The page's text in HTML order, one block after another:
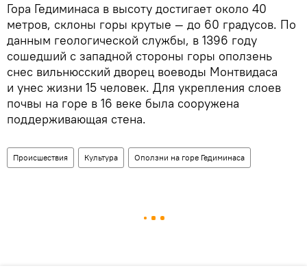
Гора Гедиминаса в высоту достигает около 40
метров, склоны горы крутые — до 60 градусов. По
данным геологической службы, в 1396 году
сошедший с западной стороны горы оползень
снес вильнюсский дворец воеводы Монтвидаса
и унес жизни 15 человек. Для укрепления слоев
почвы на горе в 16 веке была сооружена
поддерживающая стена.
Происшествия Культура Оползни на горе Гедиминаса